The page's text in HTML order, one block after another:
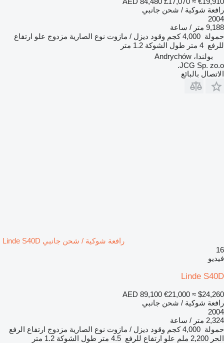
رافعة شوكية / شحن جانبي
2004
9,188 متر / ساعة
حمولة 4,000 كجم وقود ديزل / مازوت نوع الصارية مزدوج علو ارتفاع
للرفع 4 متر طول الشوكة 1.2 متر
بولندا، Andrychów
JCG Sp. zo.o.
الاتصال بالبائع
رافعة شوكية / شحن جانبي Linde S40D
16
فيديو
Linde S40D
AED 89,100 €21,000 ≈ $24,260
رافعة شوكية / شحن جانبي
2004
2,324 متر / ساعة
حمولة 4,000 كجم وقود ديزل / مازوت نوع الصارية مزدوج ارتفاع الرفع
الحر 2,200 ملم علو ارتفاع للرفع 4.5 متر طول الشوكة 1.2 متر